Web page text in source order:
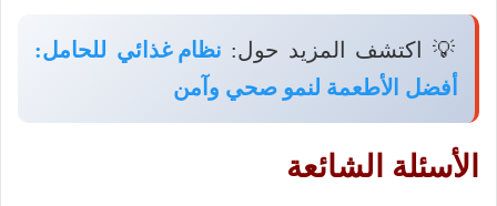
💡 اكتشف المزيد حول: نظام غذائي للحامل:
أفضل الأطعمة لنمو صحي وآمن
الأسئلة الشائعة